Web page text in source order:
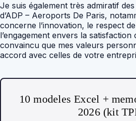
Je suis également très admiratif
d’ADP – Aeroports De Paris,
concerne l’innovation, le respect
l’engagement envers la satisfaction
convaincu que mes valeurs
accord avec celles de votre
10 modeles Excel +
2026 (kit